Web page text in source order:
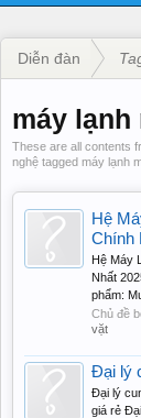
Diễn đàn
máy lạnh
These are all contents
nghệ tagged máy lạnh
Hệ
Chính
Hệ Máy
Nhất
phẩm:
Chủ đề
vặt
Đại lý
Đại lý
giá rẻ